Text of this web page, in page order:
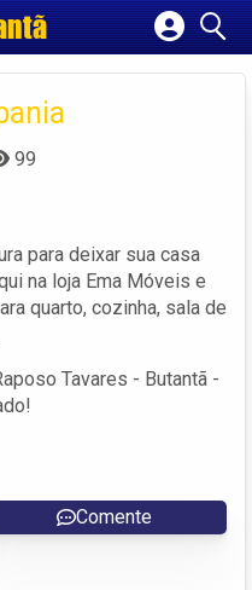
empresa
99
para deixar sua casa
na loja Ema Móveis e
quarto, cozinha, sala de
Tavares - Butantã -
Comente